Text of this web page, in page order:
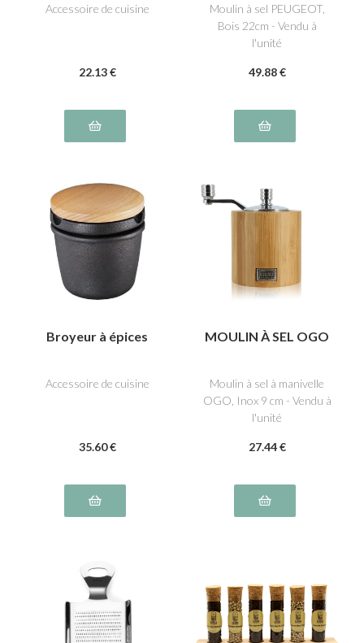
Accessoire de cuisine
22.13 €
Moulin à sel PEUGEOT,
Bois 22cm - Vendu à
l'unité
49.88 €
Broyeur à épices
Accessoire de cuisine
35.60 €
MOULIN À SEL OGO
Moulin à sel à manivelle
OGO, Inox 9 cm - Vendu à
l'unité
27.44 €